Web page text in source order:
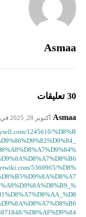
Asmaa
30 تعليقات
Asmaa أكتوبر 28, 2025 في 5:32 مساءً
1245610/%D8%B
5360965/%D8%
%D8%AF%D9%84